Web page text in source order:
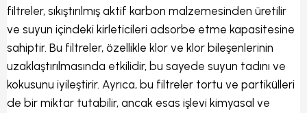
filtreler, sıkıştırılmış aktif karbon malzemesinden üretilir
ve suyun içindeki kirleticileri adsorbe etme kapasitesine
sahiptir. Bu filtreler, özellikle klor ve klor bileşenlerinin
uzaklaştırılmasında etkilidir, bu sayede suyun tadını ve
kokusunu iyileştirir. Ayrıca, bu filtreler tortu ve partikülleri
de bir miktar tutabilir, ancak esas işlevi kimyasal ve